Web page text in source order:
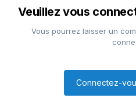
Veuillez vous
Vous pourrez laisser un
Connectez-